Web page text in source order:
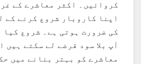
کروائیں۔ اکثر معاشرے کے
اپنا کاروبار شروع کرنے کے
کی ضرورت ہوتی ہے۔ شروع کیا
آپ بلا سود قرضے لے سکتے ہیں
معاشرے کو بہتر بنانے میں